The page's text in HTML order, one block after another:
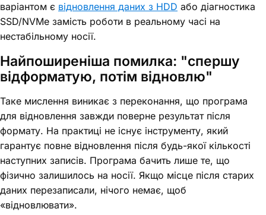
варіантом є відновлення даних з HDD або діагностика
SSD/NVMe замість роботи в реальному часі на
нестабільному носії.
Найпоширеніша помилка: "спершу
відформатую, потім відновлю"
Таке мислення виникає з переконання, що програма
для відновлення завжди поверне результат після
формату. На практиці не існує інструменту, який
гарантує повне відновлення після будь-якої кількості
наступних записів. Програма бачить лише те, що
фізично залишилось на носії. Якщо місце після старих
даних перезаписали, нічого немає, щоб
«відновлювати».